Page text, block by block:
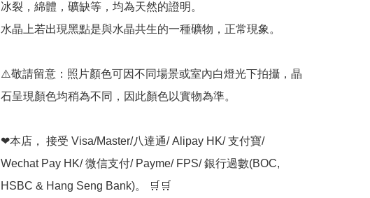
冰裂，綿體，礦缺等，均為天然的證明。
水晶上若出現黑點是與水晶共生的一種礦物，正常現象。
⚠️敬請留意：照片顏色可因不同場景或室內白燈光下拍攝，晶
石呈現顏色均稍為不同，因此顏色以實物為準。
❤本店， 接受 Visa/Master/八達通/ Alipay HK/ 支付寶/
Wechat Pay HK/ 微信支付/ Payme/ FPS/ 銀行過數(BOC,
HSBC & Hang Seng Bank)。 🛒🛒